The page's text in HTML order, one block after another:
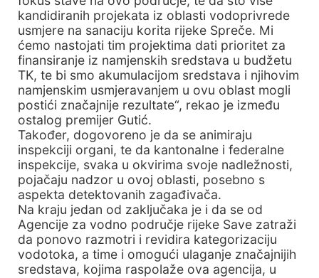
kandidiranih projekata iz oblasti vodoprivrede
usmjere na sanaciju korita rijeke Spreče. Mi
ćemo nastojati tim projektima dati prioritet za
finansiranje iz namjenskih sredstava u budžetu
TK, te bi smo akumulacijom sredstava i njihovim
namjenskim usmjeravanjem u ovu oblast mogli
postići značajnije rezultate“, rekao je između
ostalog premijer Gutić.
Također, dogovoreno je da se animiraju
inspekciji organi, te da kantonalne i federalne
inspekcije, svaka u okvirima svoje nadležnosti,
pojačaju nadzor u ovoj oblasti, posebno s
aspekta detektovanih zagađivača.
Na kraju jedan od zaključaka je i da se od
Agencije za vodno područje rijeke Save zatraži
da ponovo razmotri i revidira kategorizaciju
vodotoka, a time i omogući ulaganje značajnijih
sredstava, kojima raspolaže ova agencija, u